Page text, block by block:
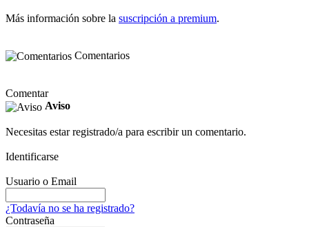
Más información sobre la suscripción a premium.
Comentarios
Comentar
Aviso
Necesitas estar registrado/a para escribir un comentario.
Identificarse
Usuario o Email
¿Todavía no se ha registrado?
Contraseña